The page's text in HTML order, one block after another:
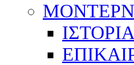
ΙΣΤΟΡΙΑ